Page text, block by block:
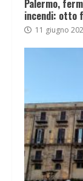
Palermo,
incendi: otto
11 giugno